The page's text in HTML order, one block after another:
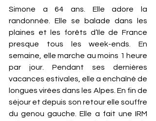
Simone a 64 ans. Elle adore la
randonnée. Elle se balade dans les
plaines et les forêts d’Ile de France
presque tous les week-ends. En
semaine, elle marche au moins 1 heure
par jour. Pendant ses dernières
vacances estivales, elle a enchaîné de
longues virées dans les Alpes. En fin de
séjour et depuis son retour elle souffre
du genou gauche. Elle a fait une IRM